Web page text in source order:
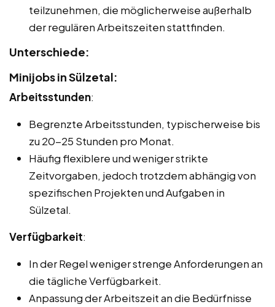
teilzunehmen, die möglicherweise außerhalb
der regulären Arbeitszeiten stattfinden.
Unterschiede:
Minijobs in Sülzetal:
Arbeitsstunden:
Begrenzte Arbeitsstunden, typischerweise bis
zu 20-25 Stunden pro Monat.
Häufig flexiblere und weniger strikte
Zeitvorgaben, jedoch trotzdem abhängig von
spezifischen Projekten und Aufgaben in
Sülzetal.
Verfügbarkeit:
In der Regel weniger strenge Anforderungen an
die tägliche Verfügbarkeit.
Anpassung der Arbeitszeit an die Bedürfnisse